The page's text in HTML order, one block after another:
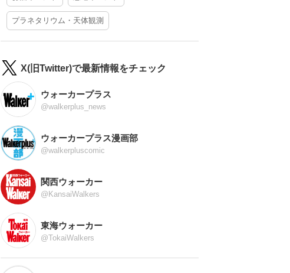
プラネタリウム・天体観測
X(旧Twitter)で最新情報をチェック
ウォーカープラス
@walkerplus_news
ウォーカープラス漫画部
@walkerpluscomic
関西ウォーカー
@KansaiWalkers
東海ウォーカー
@TokaiWalkers